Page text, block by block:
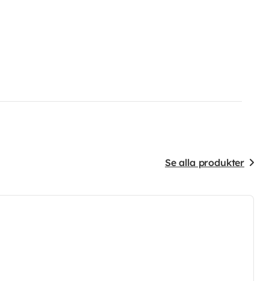
Se alla produkter